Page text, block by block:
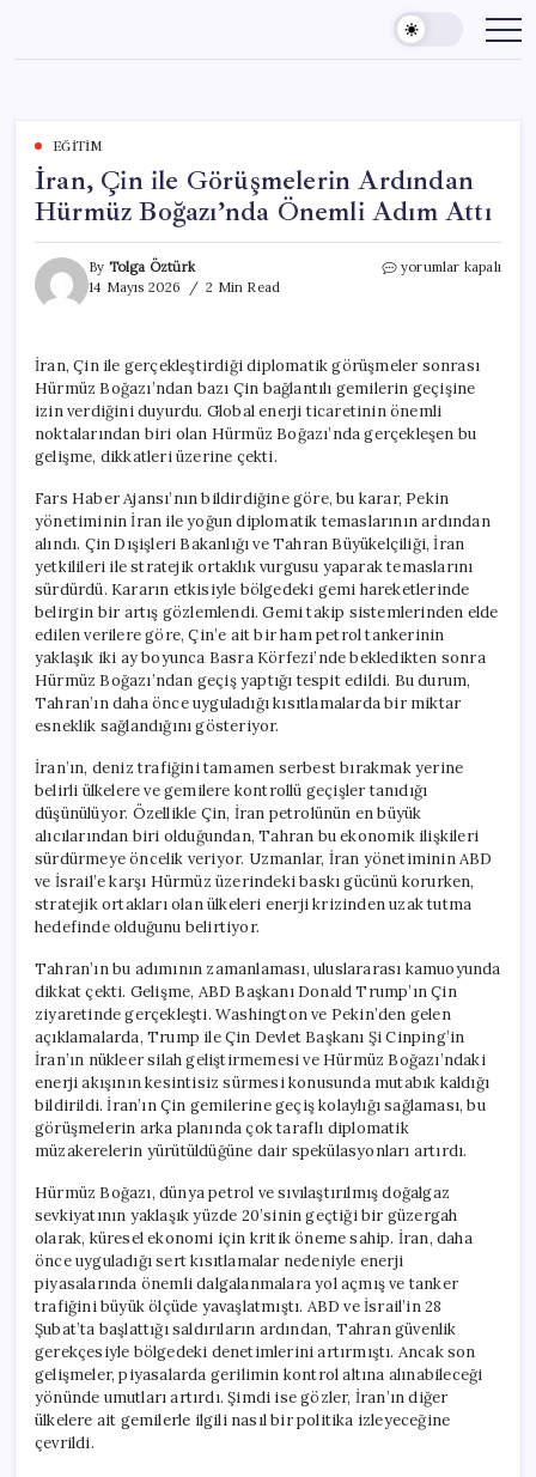
content
EĞITIM
İran, Çin ile Görüşmelerin Ardından
Hürmüz Boğazı’nda Önemli Adım Attı
By Tolga Öztürk
14 Mayıs 2026
2 Min Read
İran,
Hürmüz
Boğazı’nda
Önemli
Adım
yorumlar kapalı
İran, Çin ile gerçekleştirdiği diplomatik görüşmeler sonrası
Hürmüz Boğazı’ndan bazı Çin bağlantılı gemilerin geçişine
izin verdiğini duyurdu. Global enerji ticaretinin önemli
noktalarından biri olan Hürmüz Boğazı’nda gerçekleşen bu
gelişme, dikkatleri üzerine çekti.
Fars Haber Ajansı’nın bildirdiğine göre, bu karar, Pekin
yönetiminin İran ile yoğun diplomatik temaslarının ardından
alındı. Çin Dışişleri Bakanlığı ve Tahran Büyükelçiliği, İran
yetkilileri ile stratejik ortaklık vurgusu yaparak temaslarını
sürdürdü. Kararın etkisiyle bölgedeki gemi hareketlerinde
belirgin bir artış gözlemlendi. Gemi takip sistemlerinden elde
edilen verilere göre, Çin’e ait bir ham petrol tankerinin
yaklaşık iki ay boyunca Basra Körfezi’nde bekledikten sonra
Hürmüz Boğazı’ndan geçiş yaptığı tespit edildi. Bu durum,
Tahran’ın daha önce uyguladığı kısıtlamalarda bir miktar
esneklik sağlandığını gösteriyor.
İran’ın, deniz trafiğini tamamen serbest bırakmak yerine
belirli ülkelere ve gemilere kontrollü geçişler tanıdığı
düşünülüyor. Özellikle Çin, İran petrolünün en büyük
alıcılarından biri olduğundan, Tahran bu ekonomik ilişkileri
sürdürmeye öncelik veriyor. Uzmanlar, İran yönetiminin ABD
ve İsrail’e karşı Hürmüz üzerindeki baskı gücünü korurken,
stratejik ortakları olan ülkeleri enerji krizinden uzak tutma
hedefinde olduğunu belirtiyor.
Tahran’ın bu adımının zamanlaması, uluslararası kamuoyunda
dikkat çekti. Gelişme, ABD Başkanı Donald Trump’ın Çin
ziyaretinde gerçekleşti. Washington ve Pekin’den gelen
açıklamalarda, Trump ile Çin Devlet Başkanı Şi Cinping’in
İran’ın nükleer silah geliştirmemesi ve Hürmüz Boğazı’ndaki
enerji akışının kesintisiz sürmesi konusunda mutabık kaldığı
bildirildi. İran’ın Çin gemilerine geçiş kolaylığı sağlaması, bu
görüşmelerin arka planında çok taraflı diplomatik
müzakerelerin yürütüldüğüne dair spekülasyonları artırdı.
Hürmüz Boğazı, dünya petrol ve sıvılaştırılmış doğalgaz
sevkiyatının yaklaşık yüzde 20’sinin geçtiği bir güzergah
olarak, küresel ekonomi için kritik öneme sahip. İran, daha
önce uyguladığı sert kısıtlamalar nedeniyle enerji
piyasalarında önemli dalgalanmalara yol açmış ve tanker
trafiğini büyük ölçüde yavaşlatmıştı. ABD ve İsrail’in 28
Şubat’ta başlattığı saldırıların ardından, Tahran güvenlik
gerekçesiyle bölgedeki denetimlerini artırmıştı. Ancak son
gelişmeler, piyasalarda gerilimin kontrol altına alınabileceği
yönünde umutları artırdı. Şimdi ise gözler, İran’ın diğer
ülkelere ait gemilerle ilgili nasıl bir politika izleyeceğine
çevrildi.